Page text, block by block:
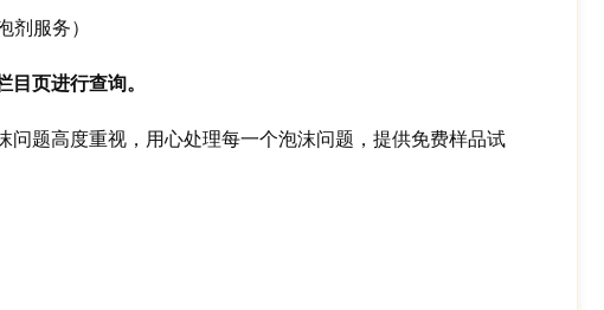
剂服务）
目页进行查询。
问题高度重视，用心处理每一个泡沫问题，提供免费样品试